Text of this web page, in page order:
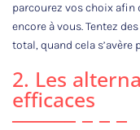
parcourez vos choix afin
encore à vous. Tentez
total, quand cela s’avère
2. Les
efficaces